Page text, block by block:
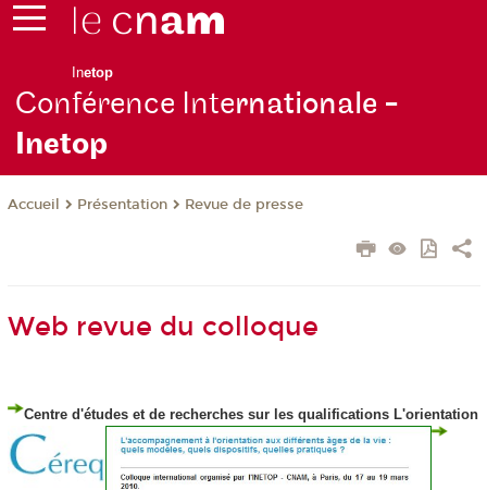
Inetop
Conférence Internationale -
Inetop
Accueil Présentation Revue de presse
Web revue du colloque
Centre d'études et de recherches sur les qualifications L'orientation